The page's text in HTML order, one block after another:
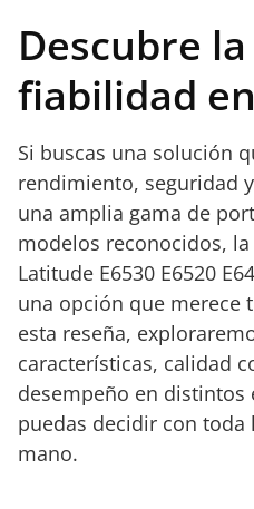
Descubre
fiabilidad
Si buscas una solución
rendimiento, seguridad
una amplia gama de
modelos reconocidos,
Latitude E6530 E6520
una opción que merece
esta reseña,
características, calidad
desempeño en distintos
puedas decidir con
mano.